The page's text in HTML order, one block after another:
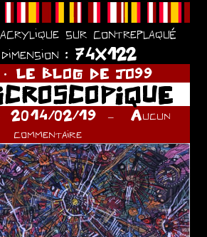
sur contreplaqué
: 74X122
LE BLOG DE JO99
2014/02/19
Aucun
commentaire